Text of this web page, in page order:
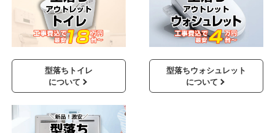
型落ちトイレ
について
型落ちウォシュレット
について